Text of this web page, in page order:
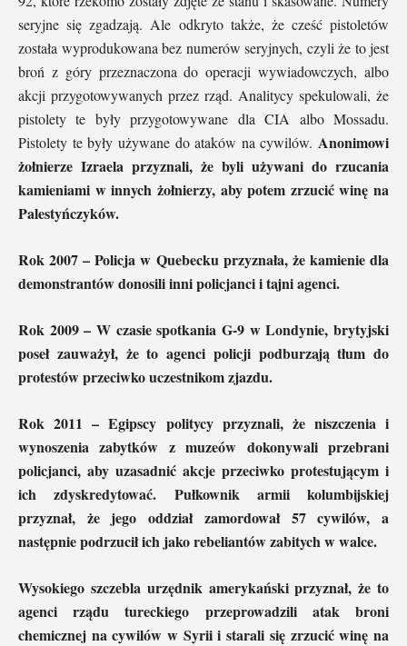
seryjne się zgadzają. Ale odkryto także, że cześć pistoletów
została wyprodukowana bez numerów seryjnych, czyli że to jest
broń z góry przeznaczona do operacji wywiadowczych, albo
akcji przygotowywanych przez rząd. Analitycy spekulowali, że
pistolety te były przygotowywane dla CIA albo Mossadu.
Pistolety te były używane do ataków na cywilów. Anonimowi
żołnierze Izraela przyznali, że byli używani do rzucania
kamieniami w innych żołnierzy, aby potem zrzucić winę na
Palestyńczyków.
Rok 2007 – Policja w Quebecku przyznała, że kamienie dla
demonstrantów donosili inni policjanci i tajni agenci.
Rok 2009 – W czasie spotkania G-9 w Londynie, brytyjski
poseł zauważył, że to agenci policji podburzają tłum do
protestów przeciwko uczestnikom zjazdu.
Rok 2011 – Egipscy politycy przyznali, że niszczenia i
wynoszenia zabytków z muzeów dokonywali przebrani
policjanci, aby uzasadnić akcje przeciwko protestującym i
ich zdyskredytować. Pułkownik armii kolumbijskiej
przyznał, że jego oddział zamordował 57 cywilów, a
następnie podrzucił ich jako rebeliantów zabitych w walce.
Wysokiego szczebla urzędnik amerykański przyznał, że to
agenci rządu tureckiego przeprowadzili atak broni
chemicznej na cywilów w Syrii i starali się zrzucić winę na